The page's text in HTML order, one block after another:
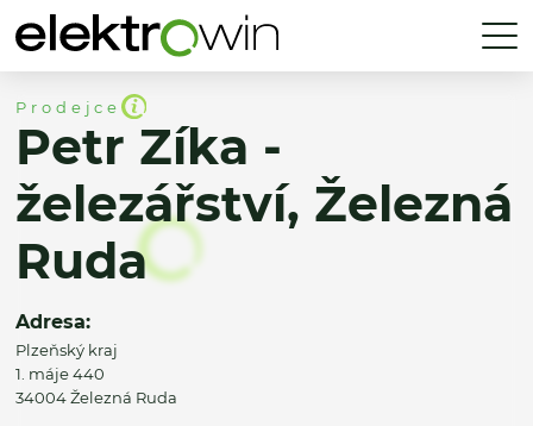
Prodejce
Petr Zíka -
železářství, Železná
Ruda
Adresa:
Plzeňský kraj
1. máje 440
34004 Železná Ruda